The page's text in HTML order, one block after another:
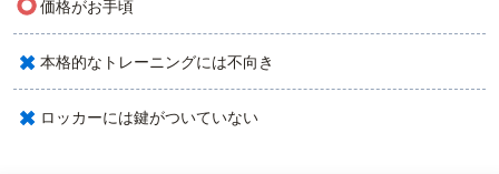
価格がお手頃
× 本格的なトレーニングには不向き
× ロッカーには鍵がついていない